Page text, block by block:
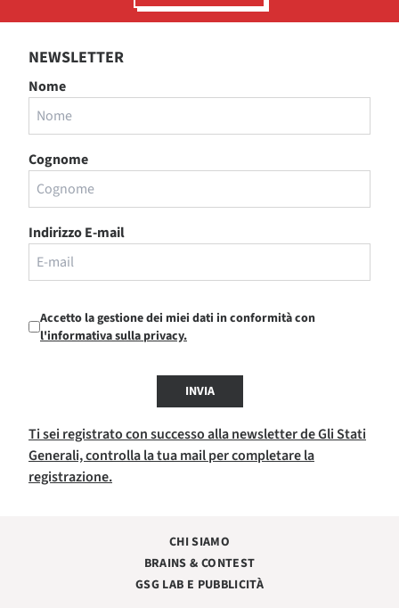
NEWSLETTER
Nome
Cognome
Indirizzo E-mail
Accetto la gestione dei miei dati in conformità con
l'informativa sulla privacy.
INVIA
Ti sei registrato con successo alla newsletter de Gli Stati
Generali, controlla la tua mail per completare la
registrazione.
CHI SIAMO
BRAINS & CONTEST
GSG LAB E PUBBLICITÀ